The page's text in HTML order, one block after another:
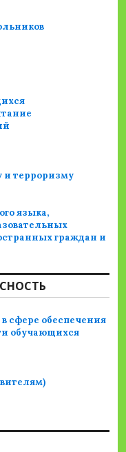
и терроризму
языка,
граждан и
сфере обеспечения
обучающихся